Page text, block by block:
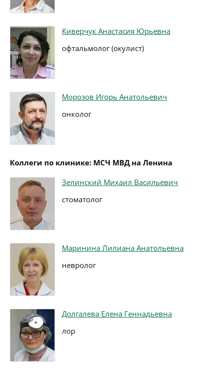
Киверчук Анастасия Юрьевна
офтальмолог (окулист)
Морозов Игорь Анатольевич
онколог
Коллеги по клинике: МСЧ МВД на Ленина
Зелинский Михаил Васильевич
стоматолог
Маринина Лилиана Анатольевна
невролог
Долгалева Елена Геннадьевна
лор